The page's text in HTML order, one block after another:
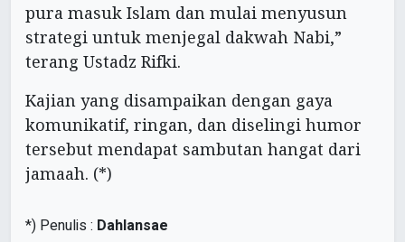
pura masuk Islam dan mulai menyusun
strategi untuk menjegal dakwah Nabi,”
terang Ustadz Rifki.
Kajian yang disampaikan dengan gaya
komunikatif, ringan, dan diselingi humor
tersebut mendapat sambutan hangat dari
jamaah. (*)
*) Penulis : Dahlansae